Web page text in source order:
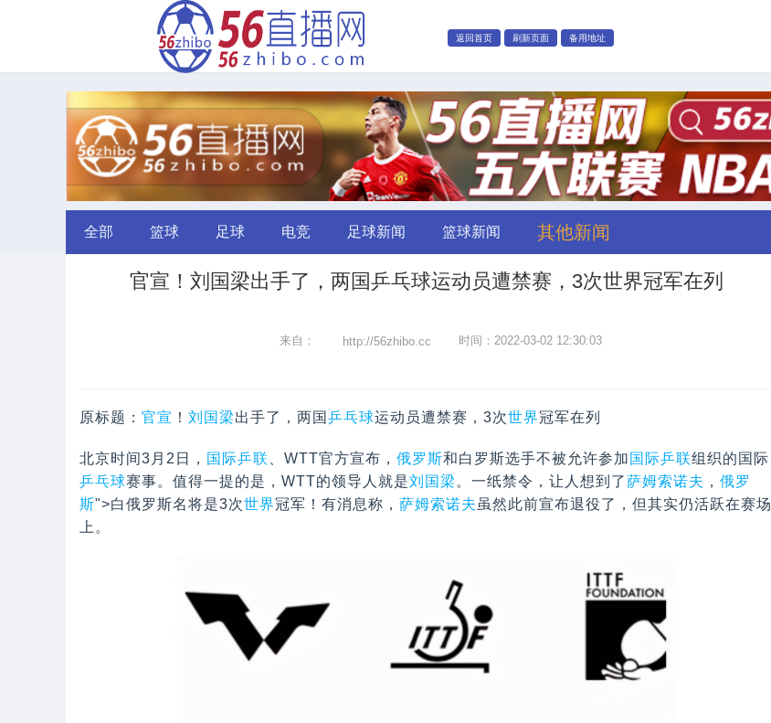
返回首页 刷新页面 备用地址
全部 篮球 足球 电竞 足球新闻 篮球新闻 其他新闻
官宣！刘国梁出手了，两国乒乓球运动员遭禁赛，3次世界冠军在列
来自： http://56zhibo.cc 时间：2022-03-02 12:30:03
原标题： 官宣 ！ 刘国梁出手了，两国 乒乓球运动员遭禁赛，3次世界冠军在列
北京时间3月2日， 国际乒联 、WTT官方宣布， 俄罗斯和白罗斯选手不被允许参加 国际乒联组织的国际
乒乓球赛事。值得一提的是，WTT的领导人就是刘国梁 。一纸禁令，让人想到了萨姆索诺夫 ， 俄罗
斯">白俄罗斯名将是3次世界冠军！有消息称， 萨姆索诺夫 虽然此前宣布退役了，但其实仍活跃在赛场
上。